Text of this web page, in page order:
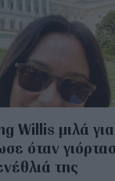
Willis μιλά για
όταν
της